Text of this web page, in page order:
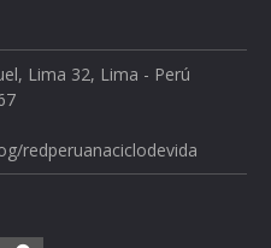
Lima 32, Lima - Perú
redperuanaciclodevida